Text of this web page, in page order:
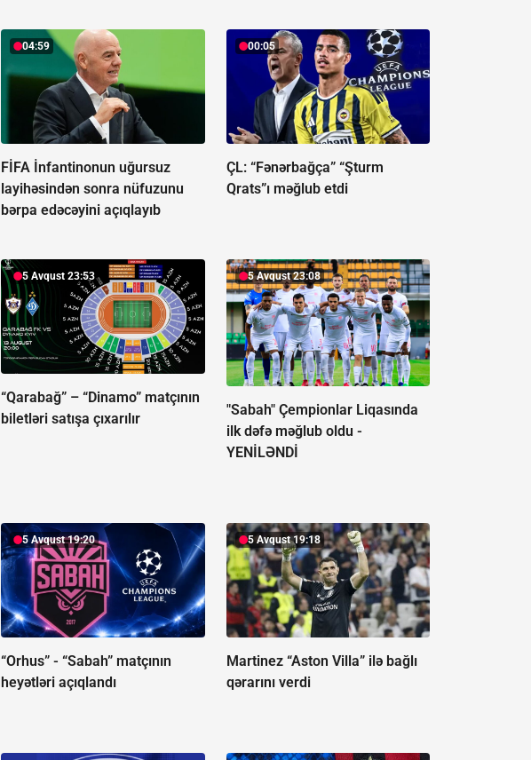
04:59
FİFA İnfantinonun uğursuz
layihəsindən sonra nüfuzunu
bərpa edəcəyini açıqlayıb
00:05
ÇL: “Fənərbağça” “Şturm
Qrats”ı məğlub etdi
5 Avqust 23:53
“Qarabağ” – “Dinamo” matçının
biletləri satışa çıxarılır
5 Avqust 23:08
"Sabah" Çempionlar Liqasında
ilk dəfə məğlub oldu -
YENİLƏNDİ
5 Avqust 19:20
“Orhus” - “Sabah” matçının
heyətləri açıqlandı
5 Avqust 19:18
Martinez “Aston Villa” ilə bağlı
qərarını verdi